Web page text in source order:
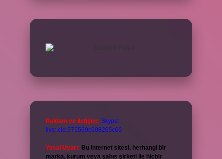
Reklam ve İletişim: Skype:
live:.cid.575569c608265c69
Yasal Uyarı: Bu internet sitesi, herhangi bir
marka, kurum veya şahıs şirketi ile hiçbir